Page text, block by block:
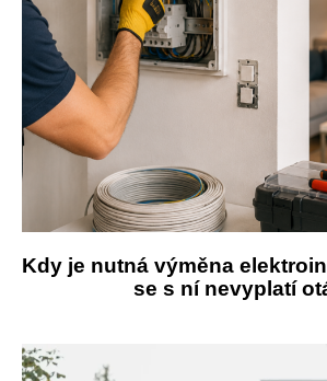
Kdy je nutná výměna
se s ní nevyplatí